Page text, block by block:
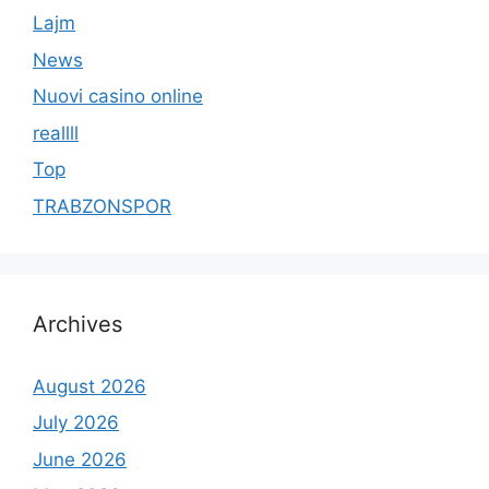
Lajm
News
Nuovi casino online
reallll
Top
TRABZONSPOR
Archives
August 2026
July 2026
June 2026